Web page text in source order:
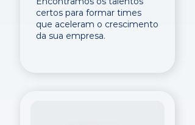
certos para formar times
que aceleram o crescimento
da sua empresa.